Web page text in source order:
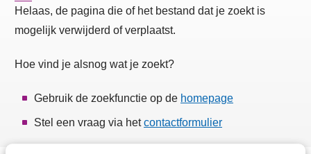
Helaas, de pagina die of het bestand dat je zoekt is
mogelijk verwijderd of verplaatst.
Hoe vind je alsnog wat je zoekt?
Gebruik de zoekfunctie op de homepage
Stel een vraag via hetcontactformulier